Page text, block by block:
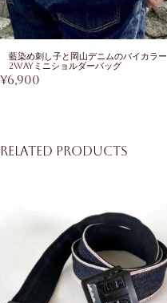
藍染め刺し子と岡山デニムのバイカラー
2wayミニショルダーバッグ
¥6,900
Related products